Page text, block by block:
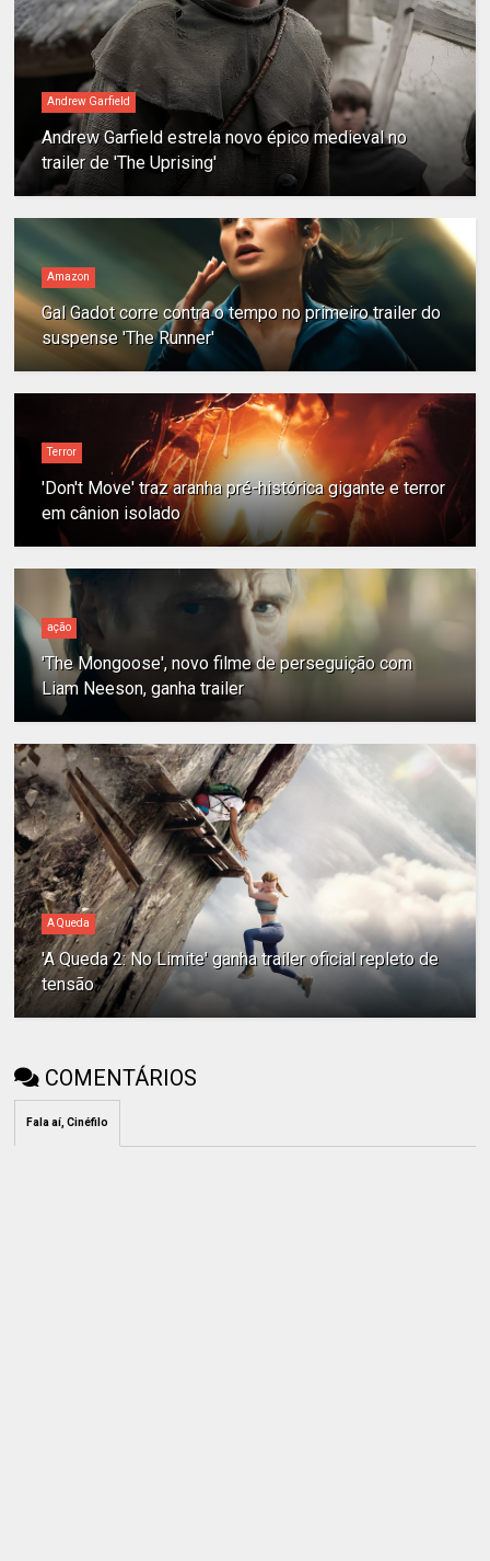
Andrew Garfield
Andrew Garfield estrela novo épico medieval no
trailer de 'The Uprising'
Amazon
Gal Gadot corre contra o tempo no primeiro trailer do
suspense 'The Runner'
Terror
'Don't Move' traz aranha pré-histórica gigante e terror
em cânion isolado
ação
'The Mongoose', novo filme de perseguição com
Liam Neeson, ganha trailer
A Queda
'A Queda 2: No Limite' ganha trailer oficial repleto de
tensão
COMENTÁRIOS
Fala aí, Cinéfilo